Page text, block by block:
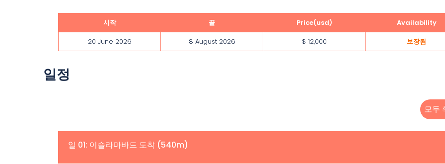
시작 끝 Price(usd)
Availability
20 June 2026
8 August 2026 $ 12,000 보장됨
일정
모두
일 01: 이슬라마바드 도착 (540m)